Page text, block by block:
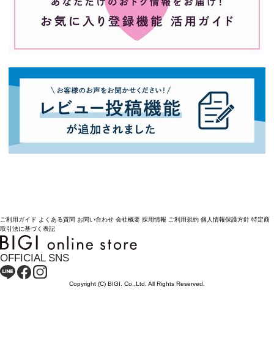
ご利用ガイド よくある質問 お問い合わせ 会社概要 採用情報 ご利用規約 個人情報保護方針 特定商
取引法に基づく表記
OFFICIAL SNS
Copyright (C) BIGI. Co.,Ltd. All Rights Reserved.